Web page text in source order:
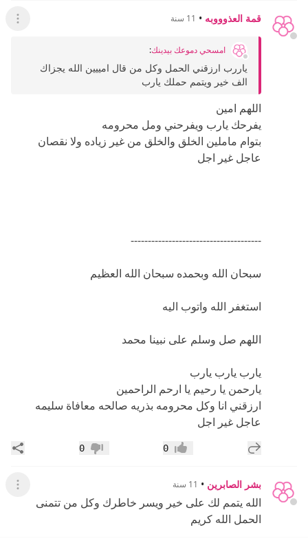
قمة العذوووبه • 11 سنة عرض
امسحي دموعك بيدينك:
ياررب ارزقني الحمل وكل من قال امييين الله يجزاك
الف خير ويتمم حملك يارب
اللهم امين
يفرحك يارب ويفرحني ومل محرومه
بتوام ماملين الخلق والخلق من غير زياده ولا نقصان
عاجل غير اجل
--------------------------------------
سبحان الله وبحمده سبحان الله العظيم
استغفر الله واتوب اليه
اللهم صل وسلم على نبينا محمد
يارب يارب يارب
يارحمن يا رحيم يا ارحم الراحمين
ارزقني انا وكل محرومه بذريه صالحه معافاة سليمه
عاجل غير اجل
إضافة رد جديد إعجاب0 عدم إعجاب
0
بشر الصابرين • 11 سنة عرض
الله يتمم لك على خير ويسر خاطرك وكل من تتمنى
الحمل الله كريم